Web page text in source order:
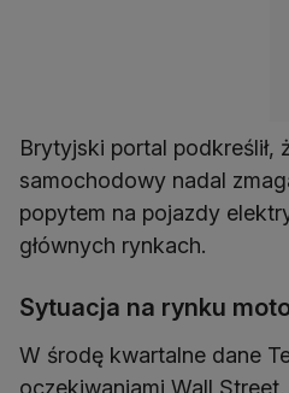
Brytyjski portal podkreślił,
samochodowy nadal
popytem na pojazdy
głównych rynkach.
Sytuacja na rynku
W środę kwartalne dane
oczekiwaniami Wall